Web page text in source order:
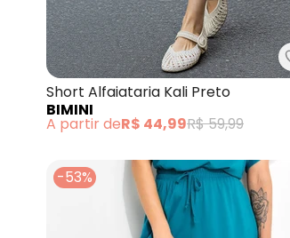
Short Alfaiataria Kali Preto
BIMINI
A partir deR$ 44,99R$ 59,99
-53%